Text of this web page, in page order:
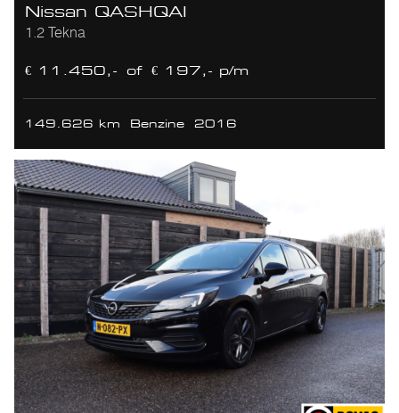
Nissan QASHQAI
1.2 Tekna
€ 11.450,- of € 197,- p/m
149.626 km Benzine 2016